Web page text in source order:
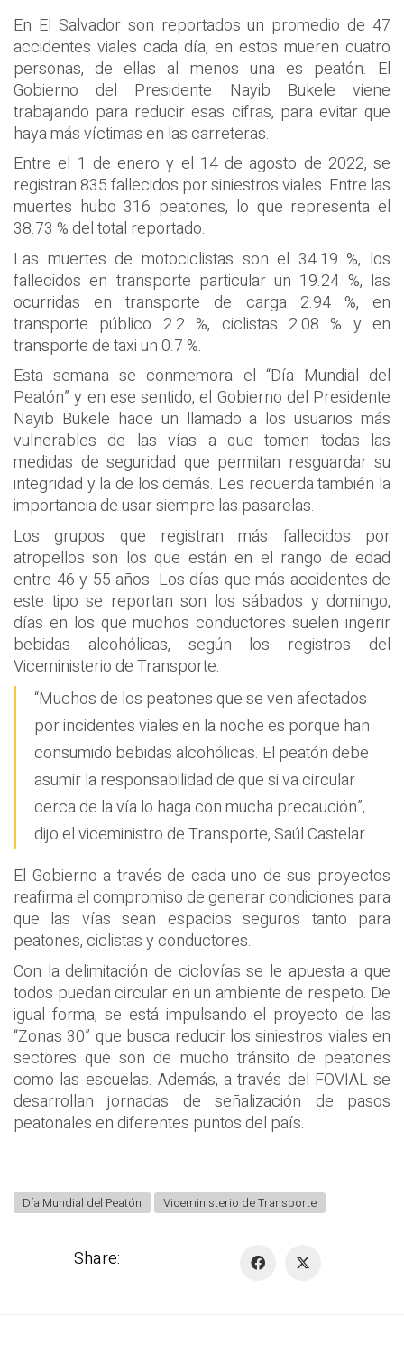
En El Salvador son reportados un promedio de 47
accidentes viales cada día, en estos mueren cuatro
personas, de ellas al menos una es peatón. El
Gobierno del Presidente Nayib Bukele viene
trabajando para reducir esas cifras, para evitar que
haya más víctimas en las carreteras.
Entre el 1 de enero y el 14 de agosto de 2022, se
registran 835 fallecidos por siniestros viales. Entre las
muertes hubo 316 peatones, lo que representa el
38.73 % del total reportado.
Las muertes de motociclistas son el 34.19 %, los
fallecidos en transporte particular un 19.24 %, las
ocurridas en transporte de carga 2.94 %, en
transporte público 2.2 %, ciclistas 2.08 % y en
transporte de taxi un 0.7 %.
Esta semana se conmemora el “Día Mundial del
Peatón” y en ese sentido, el Gobierno del Presidente
Nayib Bukele hace un llamado a los usuarios más
vulnerables de las vías a que tomen todas las
medidas de seguridad que permitan resguardar su
integridad y la de los demás. Les recuerda también la
importancia de usar siempre las pasarelas.
Los grupos que registran más fallecidos por
atropellos son los que están en el rango de edad
entre 46 y 55 años. Los días que más accidentes de
este tipo se reportan son los sábados y domingo,
días en los que muchos conductores suelen ingerir
bebidas alcohólicas, según los registros del
Viceministerio de Transporte.
“Muchos de los peatones que se ven afectados
por incidentes viales en la noche es porque han
consumido bebidas alcohólicas. El peatón debe
asumir la responsabilidad de que si va circular
cerca de la vía lo haga con mucha precaución”,
dijo el viceministro de Transporte, Saúl Castelar.
El Gobierno a través de cada uno de sus proyectos
reafirma el compromiso de generar condiciones para
que las vías sean espacios seguros tanto para
peatones, ciclistas y conductores.
Con la delimitación de ciclovías se le apuesta a que
todos puedan circular en un ambiente de respeto. De
igual forma, se está impulsando el proyecto de las
“Zonas 30” que busca reducir los siniestros viales en
sectores que son de mucho tránsito de peatones
como las escuelas. Además, a través del FOVIAL se
desarrollan jornadas de señalización de pasos
peatonales en diferentes puntos del país.
Día Mundial del Peatón Viceministerio de Transporte
Share: